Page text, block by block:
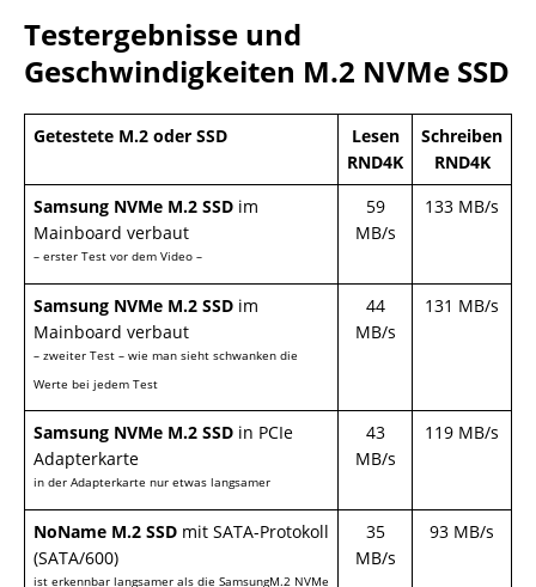
Testergebnisse und
Geschwindigkeiten M.2 NVMe SSD
Getestete M.2 oder SSD
Lesen
RND4K
Schreiben
RND4K
Samsung NVMe M.2 SSD im
Mainboard verbaut
– erster Test vor dem Video –
59
MB/s
133 MB/s
Samsung NVMe M.2 SSD im
Mainboard verbaut
– zweiter Test – wie man sieht schwanken die
Werte bei jedem Test
44
MB/s
131 MB/s
Samsung NVMe M.2 SSD in PCIe
Adapterkarte
in der Adapterkarte nur etwas langsamer
43
MB/s
119 MB/s
NoName M.2 SSD mit SATA-Protokoll
(SATA/600)
ist erkennbar langsamer als die SamsungM.2 NVMe
35
MB/s
93 MB/s